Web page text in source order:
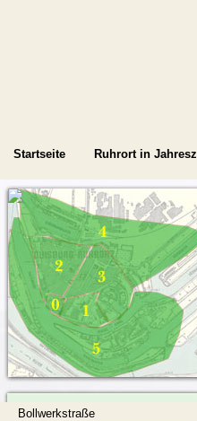
Startseite Ruhrort in
Bollwerkstraße